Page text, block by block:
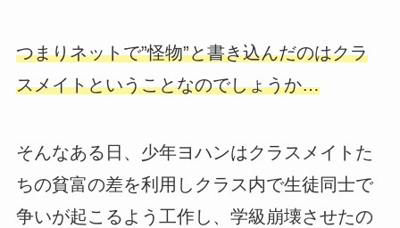
つまりネットで”怪物”と書き込んだのはクラ
スメイトということなのでしょうか…
そんなある日、少年ヨハンはクラスメイトた
ちの貧富の差を利用しクラス内で生徒同士で
争いが起こるよう工作し、学級崩壊させたの